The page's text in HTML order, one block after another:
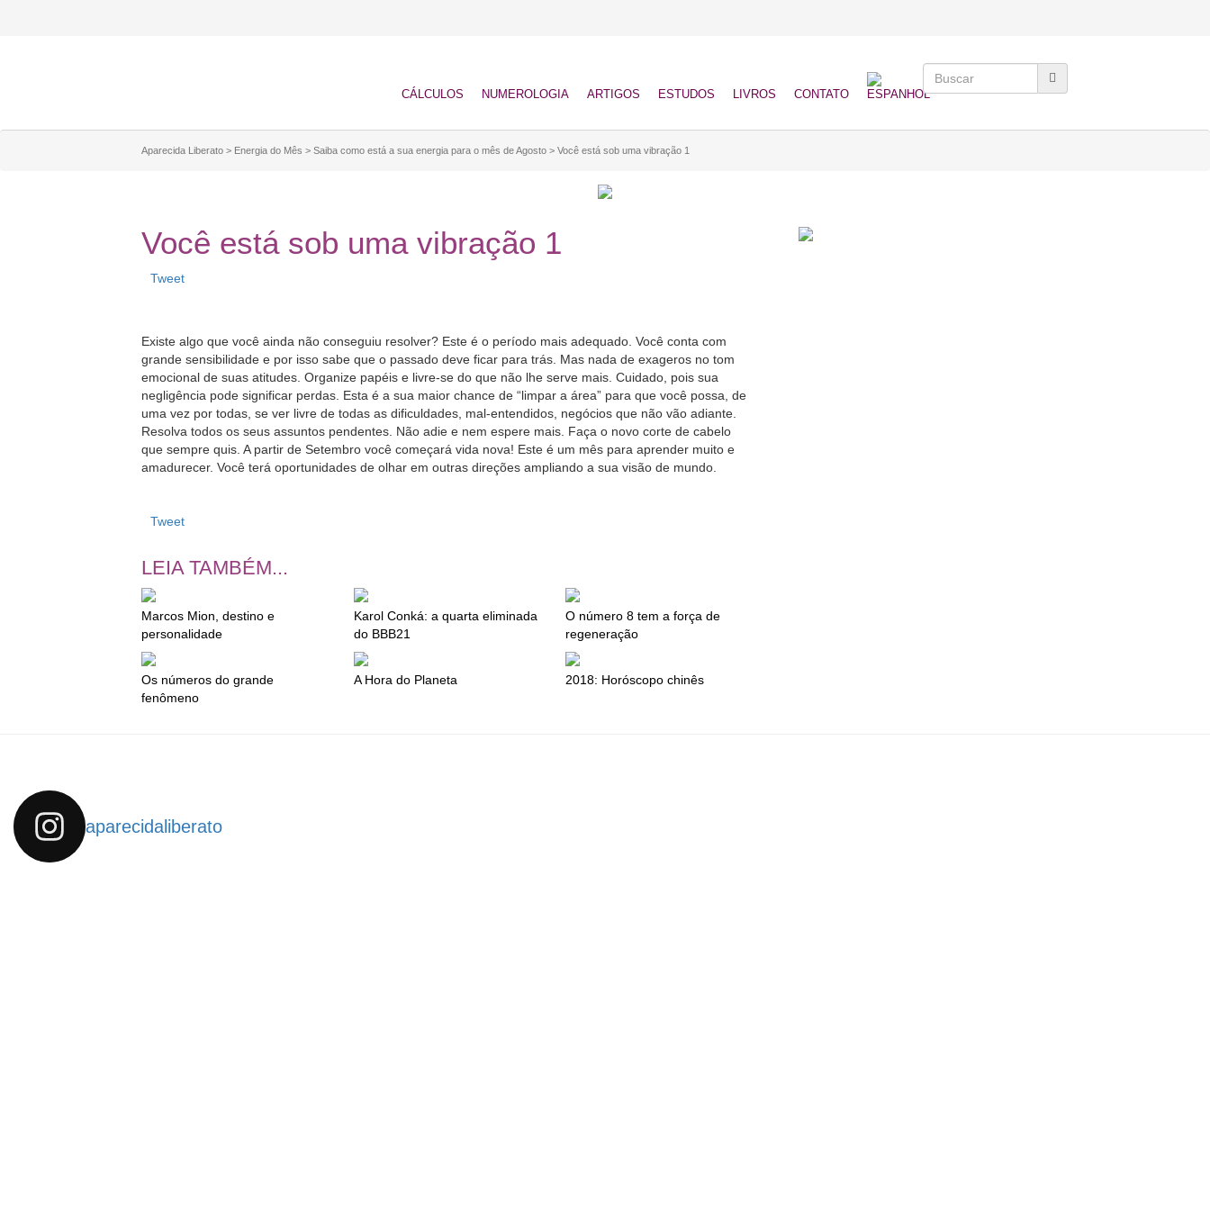
CÁLCULOS NUMEROLOGIA ARTIGOS ESTUDOS LIVROS CONTATO
Aparecida Liberato > Energia do Mês > Saiba como está a sua energia para o mês de Agosto > Você está sob uma vibração 1
Você está sob uma vibração 1
Tweet
Existe algo que você ainda não conseguiu resolver? Este é o período mais adequado. Você conta com
grande sensibilidade e por isso sabe que o passado deve ficar para trás. Mas nada de exageros no tom
emocional de suas atitudes. Organize papéis e livre-se do que não lhe serve mais. Cuidado, pois sua
negligência pode significar perdas. Esta é a sua maior chance de “limpar a área” para que você possa, de
uma vez por todas, se ver livre de todas as dificuldades, mal-entendidos, negócios que não vão adiante.
Resolva todos os seus assuntos pendentes. Não adie e nem espere mais. Faça o novo corte de cabelo
que sempre quis. A partir de Setembro você começará vida nova! Este é um mês para aprender muito e
amadurecer. Você terá oportunidades de olhar em outras direções ampliando a sua visão de mundo.
Tweet
LEIA TAMBÉM...
Marcos Mion, destino e
personalidade
Karol Conká: a quarta eliminada
do BBB21
O número 8 tem a força de
regeneração
Os números do grande
fenômeno
A Hora do Planeta 2018: Horóscopo chinês
aparecidaliberato